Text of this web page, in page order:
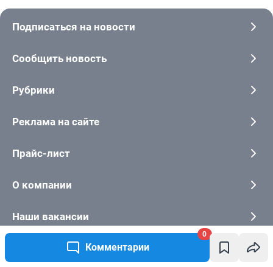
Комментарии
0
Подписаться на новости
Сообщить новость
Рубрики
Реклама на сайте
Прайс-лист
О компании
Наши вакансии
Техподдержка